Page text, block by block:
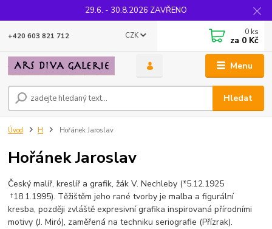
29.6. - 30.8.2026 ZAVŘENO
Menu
CZK
Hledat
+420 603 821 712 0 ks
za 0 Kč
Úvod H Hořánek Jaroslav
Hořánek Jaroslav
Český malíř, kreslíř a grafik, žák V. Nechleby (*5.12.1925
†18.1.1995). Těžištěm jeho rané tvorby je malba a figurální
kresba, později zvláště expresivní grafika inspirovaná přírodními
motivy (J. Miró), zaměřená na techniku seriografie (Přízrak).